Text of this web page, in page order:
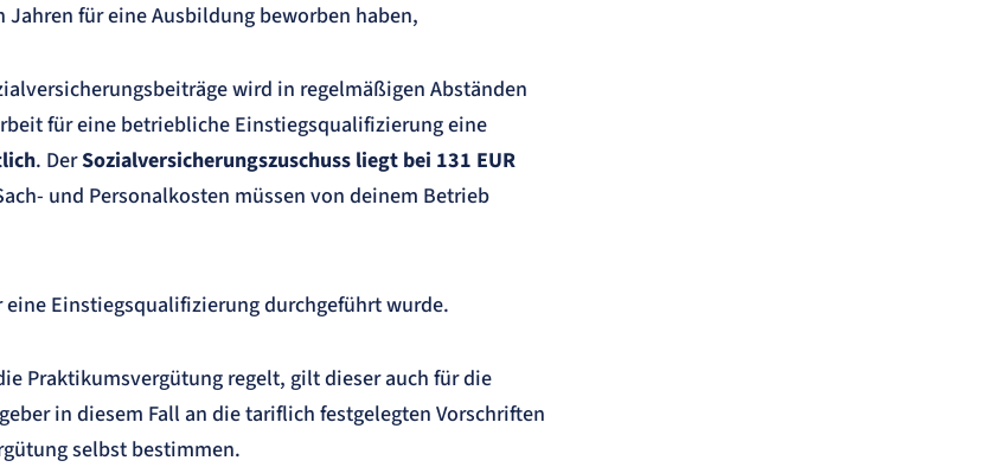
für eine Ausbildung beworben haben,
wird in regelmäßigen Abständen
für eine betriebliche Einstiegsqualifizierung eine
. DerSozialversicherungszuschuss liegt bei 131 EUR
und Personalkosten müssen von deinem Betrieb
Einstiegsqualifizierung durchgeführt wurde.
Praktikumsvergütung regelt, gilt dieser auch für die
in diesem Fall an die tariflich festgelegten Vorschriften
selbst bestimmen.